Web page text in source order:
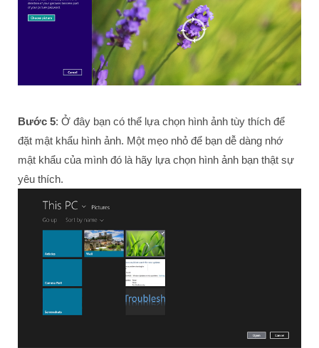
Bước 5: Ở đây bạn có thể lựa chọn hình ảnh tùy thích để
đặt mật khẩu hình ảnh. Một mẹo nhỏ để bạn dễ dàng nhớ
mật khẩu của mình đó là hãy lựa chọn hình ảnh bạn thật sự
yêu thích.